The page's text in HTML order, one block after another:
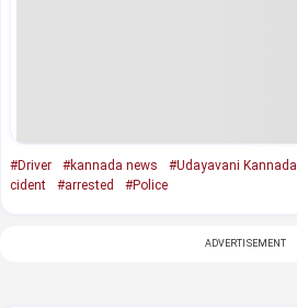
#Driver #kannada news #Udayavani Kannada
cident
#arrested #Police
ADVERTISEMENT